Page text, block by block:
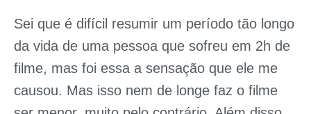
Sei que é difícil resumir um período tão longo
da vida de uma pessoa que sofreu em 2h de
filme, mas foi essa a sensação que ele me
causou. Mas isso nem de longe faz o filme